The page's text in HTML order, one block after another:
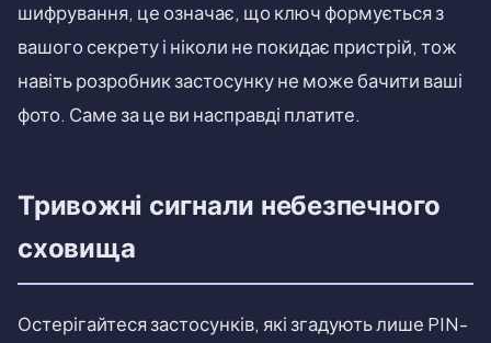
шифрування, це означає, що ключ формується з
вашого секрету і ніколи не покидає пристрій, тож
навіть розробник застосунку не може бачити ваші
фото. Саме за це ви насправді платите.
Тривожні сигнали небезпечного
сховища
Остерігайтеся застосунків, які згадують лише PIN-